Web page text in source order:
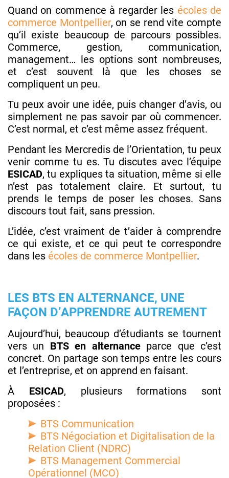
Quand on commence à regarder les écoles de
commerce Montpellier, on se rend vite compte
qu’il existe beaucoup de parcours possibles.
Commerce, gestion, communication,
management… les options sont nombreuses,
et c’est souvent là que les choses se
compliquent un peu.
Tu peux avoir une idée, puis changer d’avis, ou
simplement ne pas savoir par où commencer.
C’est normal, et c’est même assez fréquent.
Pendant les Mercredis de l’Orientation, tu peux
venir comme tu es. Tu discutes avec l’équipe
ESICAD, tu expliques ta situation, même si elle
n’est pas totalement claire. Et surtout, tu
prends le temps de poser les choses. Sans
discours tout fait, sans pression.
L’idée, c’est vraiment de t’aider à comprendre
ce qui existe, et ce qui peut te correspondre
dans les écoles de commerce Montpellier.
LES BTS EN ALTERNANCE, UNE
FAÇON D’APPRENDRE AUTREMENT
Aujourd’hui, beaucoup d’étudiants se tournent
vers un BTS en alternanceparce que c’est
concret. On partage son temps entre les cours
et l’entreprise, et on apprend en faisant.
À ESICAD, plusieurs formations sont
proposées :
BTS Communication
BTS Négociation et Digitalisation de la
Relation Client (NDRC)
BTS Management Commercial
Opérationnel (MCO)